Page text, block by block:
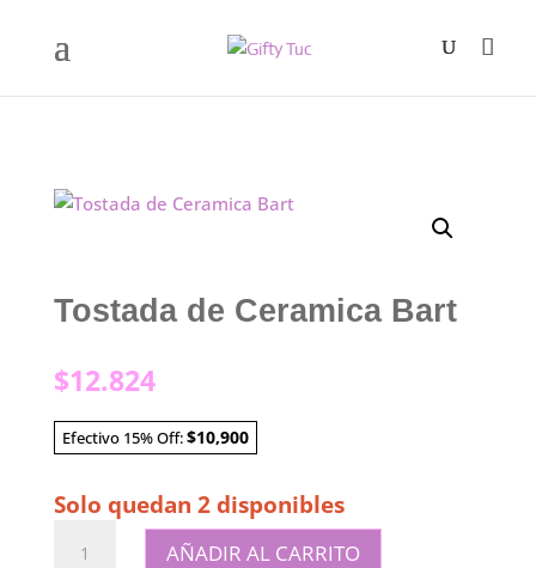
Tostada de Ceramica Bart
$12.824
Efectivo 15% Off:$10,900
Solo quedan 2 disponibles
AÑADIR AL CARRITO